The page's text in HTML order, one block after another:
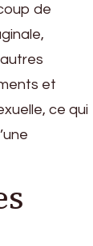
de
et
ce qui